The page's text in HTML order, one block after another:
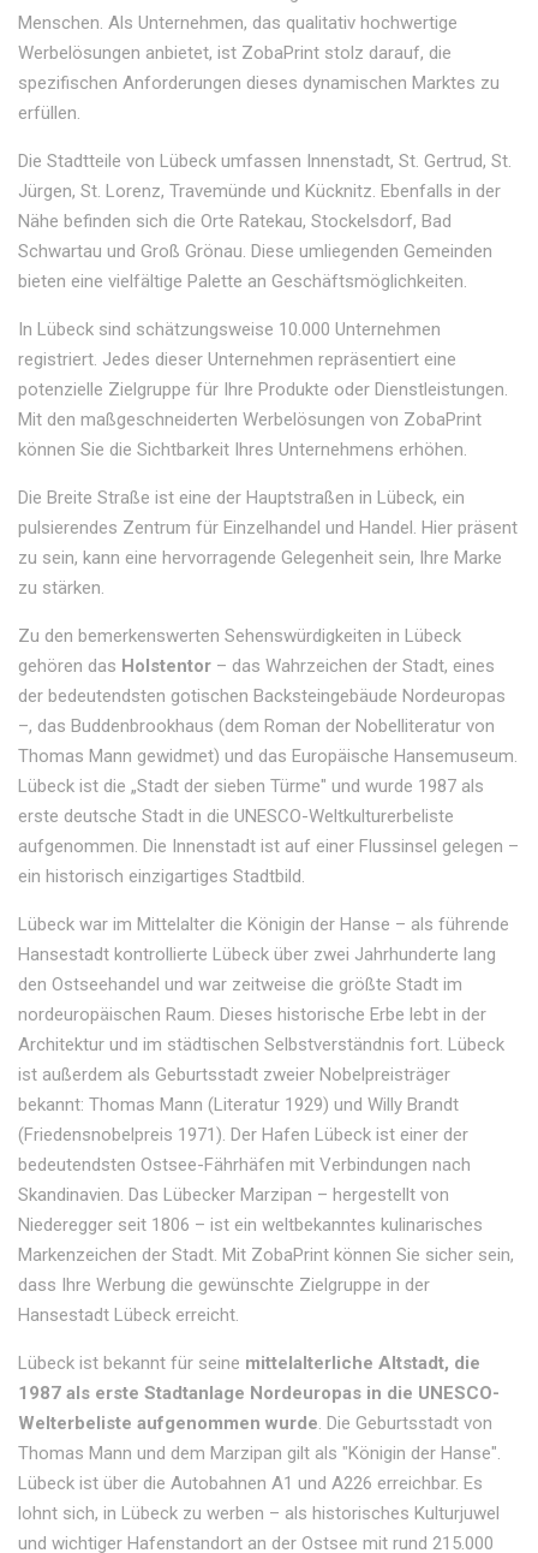
Menschen. Als Unternehmen, das qualitativ hochwertige
Werbelösungen anbietet, ist ZobaPrint stolz darauf, die
spezifischen Anforderungen dieses dynamischen Marktes zu
erfüllen.
Die Stadtteile von Lübeck umfassen Innenstadt, St. Gertrud, St.
Jürgen, St. Lorenz, Travemünde und Kücknitz. Ebenfalls in der
Nähe befinden sich die Orte Ratekau, Stockelsdorf, Bad
Schwartau und Groß Grönau. Diese umliegenden Gemeinden
bieten eine vielfältige Palette an Geschäftsmöglichkeiten.
In Lübeck sind schätzungsweise 10.000 Unternehmen
registriert. Jedes dieser Unternehmen repräsentiert eine
potenzielle Zielgruppe für Ihre Produkte oder Dienstleistungen.
Mit den maßgeschneiderten Werbelösungen von ZobaPrint
können Sie die Sichtbarkeit Ihres Unternehmens erhöhen.
Die Breite Straße ist eine der Hauptstraßen in Lübeck, ein
pulsierendes Zentrum für Einzelhandel und Handel. Hier präsent
zu sein, kann eine hervorragende Gelegenheit sein, Ihre Marke
zu stärken.
Zu den bemerkenswerten Sehenswürdigkeiten in Lübeck
gehören das Holstentor – das Wahrzeichen der Stadt, eines
der bedeutendsten gotischen Backsteingebäude Nordeuropas
–, das Buddenbrookhaus (dem Roman der Nobelliteratur von
Thomas Mann gewidmet) und das Europäische Hansemuseum.
Lübeck ist die „Stadt der sieben Türme" und wurde 1987 als
erste deutsche Stadt in die UNESCO-Weltkulturerbeliste
aufgenommen. Die Innenstadt ist auf einer Flussinsel gelegen –
ein historisch einzigartiges Stadtbild.
Lübeck war im Mittelalter die Königin der Hanse – als führende
Hansestadt kontrollierte Lübeck über zwei Jahrhunderte lang
den Ostseehandel und war zeitweise die größte Stadt im
nordeuropäischen Raum. Dieses historische Erbe lebt in der
Architektur und im städtischen Selbstverständnis fort. Lübeck
ist außerdem als Geburtsstadt zweier Nobelpreisträger
bekannt: Thomas Mann (Literatur 1929) und Willy Brandt
(Friedensnobelpreis 1971). Der Hafen Lübeck ist einer der
bedeutendsten Ostsee-Fährhäfen mit Verbindungen nach
Skandinavien. Das Lübecker Marzipan – hergestellt von
Niederegger seit 1806 – ist ein weltbekanntes kulinarisches
Markenzeichen der Stadt. Mit ZobaPrint können Sie sicher sein,
dass Ihre Werbung die gewünschte Zielgruppe in der
Hansestadt Lübeck erreicht.
Lübeck ist bekannt für seine mittelalterliche Altstadt, die
1987 als erste Stadtanlage Nordeuropas in die UNESCO-
Welterbeliste aufgenommen wurde. Die Geburtsstadt von
Thomas Mann und dem Marzipan gilt als "Königin der Hanse".
Lübeck ist über die Autobahnen A1 und A226 erreichbar. Es
lohnt sich, in Lübeck zu werben – als historisches Kulturjuwel
und wichtiger Hafenstandort an der Ostsee mit rund 215.000